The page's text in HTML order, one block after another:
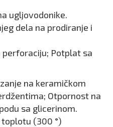
ugljovodonike.
dela na prodiranje i
perforaciju; Potplat sa
na keramičkom
Otpornost na
sa glicerinom.
toplotu (300 °)